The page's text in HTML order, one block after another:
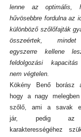
lenne az optimális,
hűvösebbre fordulna az
különböző szőlőfajták
összeértek,
egyszerre kellene
feldolgozási
nem végtelen.
Kökény Benő borász
hogy a nagy
szőlő, ami a savak
jár, pedig az
karakterességéhez